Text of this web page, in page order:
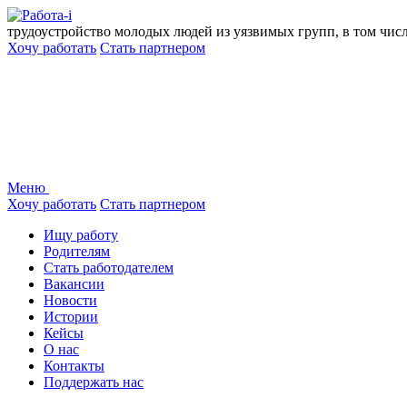
Перейти
к
содержанию
трудоустройство молодых людей из уязвимых групп, в том
Хочу работать Стать партнером
Меню
Хочу работать Стать партнером
Ищу работу
Родителям
Стать работодателем
Вакансии
Новости
Истории
Кейсы
О нас
Контакты
Поддержать нас